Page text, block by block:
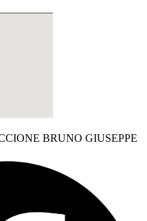
BRUNO GIUSEPPE